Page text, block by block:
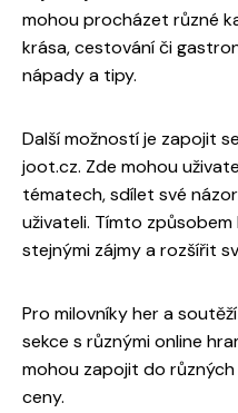
mohou procházet různé
krása, cestování či
nápady a tipy.
Další možností je zapojit
joot.cz. Zde mohou
tématech, sdílet své
uživateli. Tímto
stejnými zájmy a rozšířit
Pro milovníky her a
sekce s různými online
mohou zapojit do
ceny.